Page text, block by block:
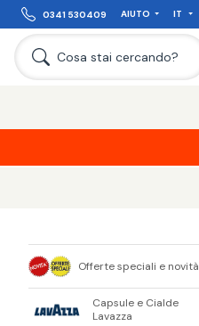
0341 530409 AIUTO IT
Cosa stai cercando?
Offerte speciali e novità
Capsule e Cialde
Lavazza